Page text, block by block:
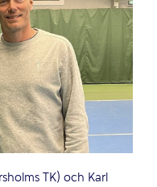
TK) och Karl